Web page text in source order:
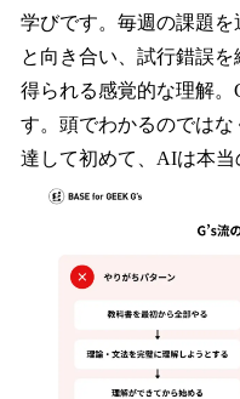
学びです。毎週の課題
と向き合い、試行錯誤
得られる感覚的な理解。
す。頭でわかるのでは
達して初めて、AIは本当